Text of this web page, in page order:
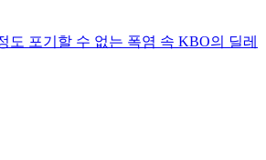
도 포기할 수 없는 폭염 속 KBO의 딜레